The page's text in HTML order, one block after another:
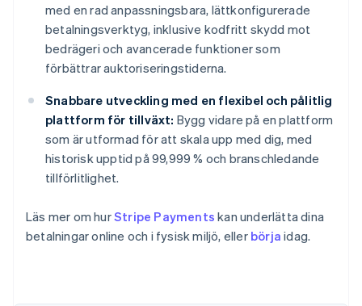
med en rad anpassningsbara, lättkonfigurerade
betalningsverktyg, inklusive kodfritt skydd mot
bedrägeri och avancerade funktioner som
förbättrar auktoriseringstiderna.
Snabbare utveckling med en flexibel och pålitlig
plattform för tillväxt: Bygg vidare på en plattform
som är utformad för att skala upp med dig, med
historisk upptid på 99,999 % och branschledande
tillförlitlighet.
Läs mer om hurStripe Payments kan underlätta dina
betalningar online och i fysisk miljö, eller börja idag.
Australien